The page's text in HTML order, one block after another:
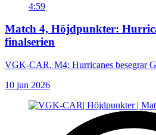
4:59
Match 4, Höjdpunkter:
finalserien
VGK-CAR, M4: Hurricanes besegrar
10 jun 2026